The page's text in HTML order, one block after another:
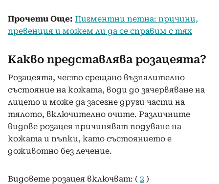
Прочети Още: Пигментни петна: причини,
превенция и можем ли да се справим с тях
Какво представлява розацеята?
Розацеята, често срещано възпалително
състояние на кожата, води до зачервяване на
лицето и може да засегне други части на
тялото, включително очите. Различните
видове розацея причиняват подуване на
кожата и пъпки, като състоянието е
доживотно без лечение.
Видовете розацея включват: ( 2 )